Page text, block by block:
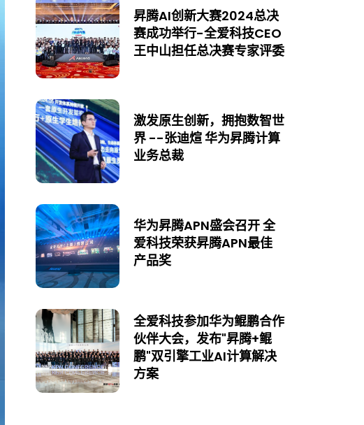
昇腾AI创新大赛2024总决
赛成功举行-全爱科技CEO
王中山担任总决赛专家评委
激发原生创新，拥抱数智世
界 --张迪煊 华为昇腾计算
业务总裁
华为昇腾APN盛会召开 全
爱科技荣获昇腾APN最佳
产品奖
全爱科技参加华为鲲鹏合作
伙伴大会，发布"昇腾+鲲
鹏"双引擎工业AI计算解决
方案